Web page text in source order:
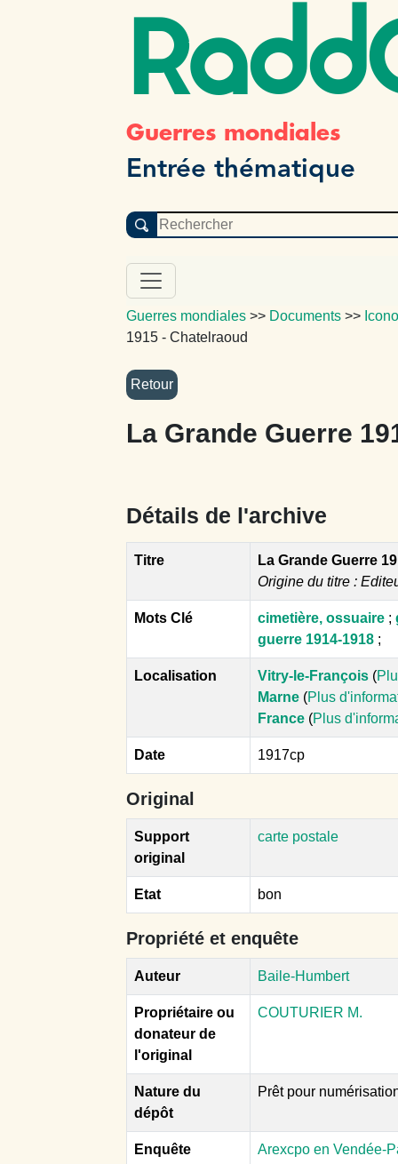
Guerres mondiales
Entrée thématique
Guerres mondiales >> Documents >>
1915 - Chatelraoud
La Grande Guerre
Détails de l'archive
Titre
La Grande Guerre
Origine du titre :
Mots Clé cimetière, ossuaire ;
guerre 1914-1918 ;
Localisation Vitry-le-François (
Marne (Plus
France (Plus
Date 1917cp
Original
Support
original
carte postale
Etat bon
Propriété et enquête
Auteur Baile-Humbert
Propriétaire ou
donateur de
l'original
COUTURIER M.
Nature du
dépôt
Prêt pour
Enquête Arexcpo en Vendée-